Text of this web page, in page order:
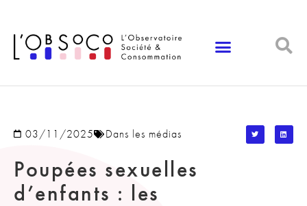
03/11/2025 Dans les médias
Poupées sexuelles
d’enfants : les